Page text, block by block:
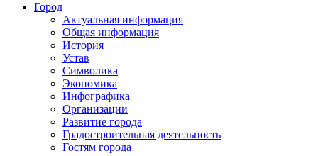
Город
Актуальная информация
Общая информация
История
Устав
Символика
Экономика
Инфографика
Организации
Развитие города
Градостроительная деятельность
Гостям города